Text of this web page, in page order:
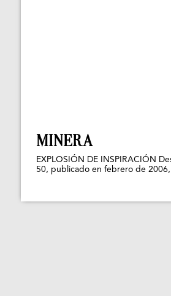
MINERA
EXPLOSIÓN DE INSPIRACIÓN
50, publicado en febrero de